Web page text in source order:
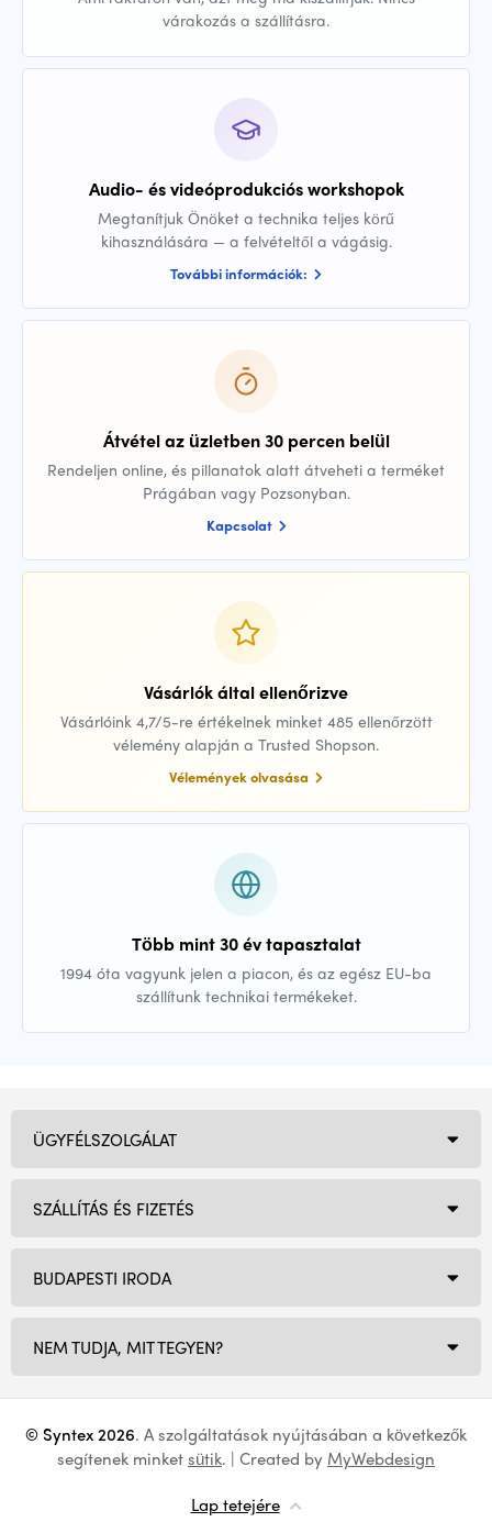
várakozás a szállításra.
Audio- és videóprodukciós workshopok
Megtanítjuk Önöket a technika teljes körű
kihasználására — a felvételtől a vágásig.
További információk:
Átvétel az üzletben 30 percen belül
Rendeljen online, és pillanatok alatt átveheti a terméket
Prágában vagy Pozsonyban.
Kapcsolat
Vásárlók által ellenőrizve
Vásárlóink 4,7/5-re értékelnek minket 485 ellenőrzött
vélemény alapján a Trusted Shopson.
Vélemények olvasása
Több mint 30 év tapasztalat
1994 óta vagyunk jelen a piacon, és az egész EU-ba
szállítunk technikai termékeket.
BUDAPESTI IRODA
NEM TUDJA, MIT TEGYEN?
ÜGYFÉLSZOLGÁLAT
SZÁLLÍTÁS ÉS FIZETÉS
© Syntex 2026. A szolgáltatások nyújtásában a következők
segítenek minketsütik. | Created by MyWebdesign
Lap tetejére